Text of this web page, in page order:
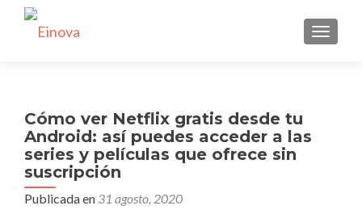
Cómo ver Netflix gratis desde tu
Android: así puedes acceder a las
series y películas que ofrece sin
suscripción
Publicada en 31 agosto, 2020